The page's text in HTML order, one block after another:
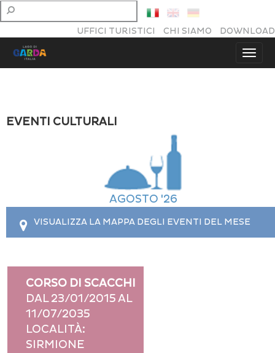
UFFICI TURISTICI CHI SIAMO DOWNLOAD
EVENTI CULTURALI
AGOSTO '26
VISUALIZZA LA MAPPA DEGLI EVENTI DEL MESE
This page can't load Google Maps correctly.
Do you own this website?
CORSO DI SCACCHI
DAL 23/01/2015 AL
11/07/2035
LOCALITÀ:
SIRMIONE